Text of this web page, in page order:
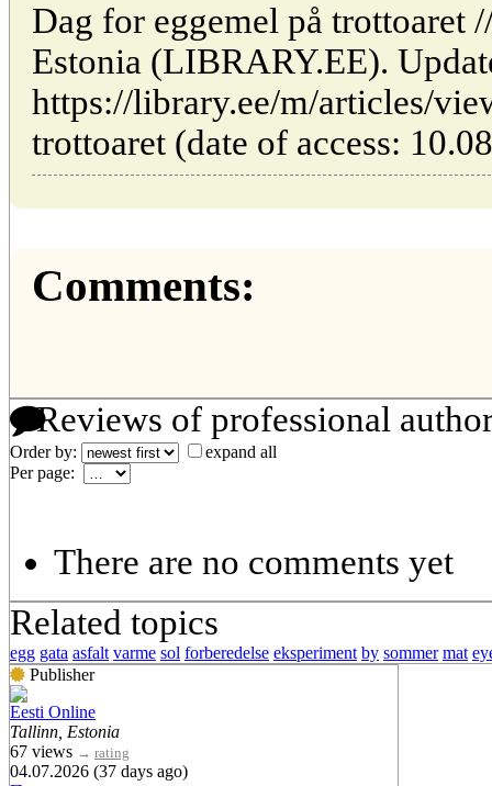
Dag for eggemel på trottoaret
Estonia (LIBRARY.EE).
https://library.ee/m/articles/
trottoaret (date of access:
Comments:
Reviews of professional
Order by:
expand all
Per page:
There are no comments yet
Related topics
egg gata asfalt varme sol forberedelse eksperiment by sommer mat
Publisher
Eesti Online
Tallinn, Estonia
67 views → rating
04.07.2026 (37 days ago)